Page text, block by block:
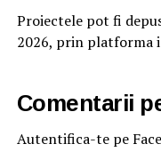
Proiectele pot fi
2026, prin platforma
Comentarii
Autentifica-te pe